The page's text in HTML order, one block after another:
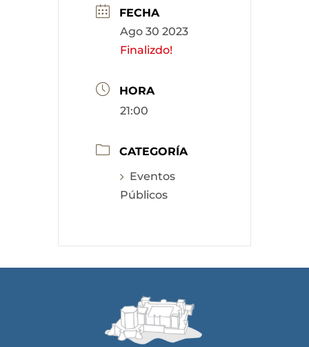
FECHA
Ago 30 2023
Finalizdo!
HORA
21:00
CATEGORÍA
Eventos
Públicos